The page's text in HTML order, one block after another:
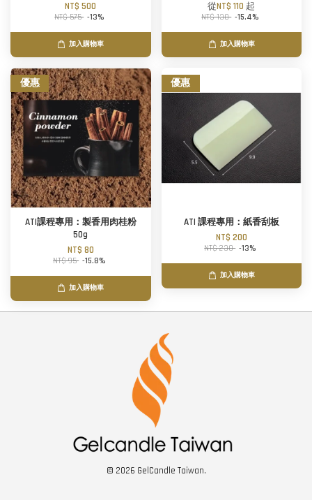
NT$ 500
NT$ 575 -13%
加入購物車
從NT$ 110 起
NT$ 130 -15.4%
加入購物車
優惠
ATI課程專用：製香用肉桂粉
50g
NT$ 80
NT$ 95 -15.8%
加入購物車
優惠
ATI 課程專用：紙香刮板
NT$ 200
NT$ 230 -13%
加入購物車
© 2026 GelCandle Taiwan.